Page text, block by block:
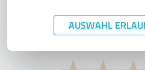
AUSWAHL
What do you